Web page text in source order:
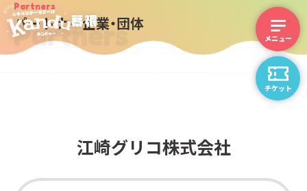
チケット
Partners
Partners
パートナー企業・団体
江崎グリコ株式会社